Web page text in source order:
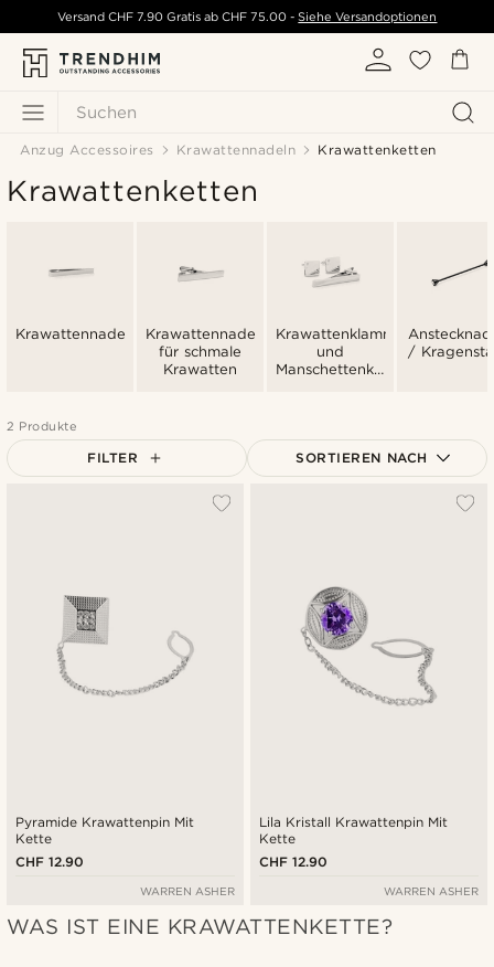
Suchen
Versand CHF 7.90 Gratis ab CHF 75.00 - Siehe Versandoptionen
Anzug Accessoires Krawattennadeln Krawattenketten
Krawattenketten
Krawattennadeln
Krawattennadeln
für schmale
Krawatten
Krawattenklammern
und
Manschettenknöpfe
/
2 Produkte
FILTER SORTIEREN NACH
Höchster Preis
Pyramide Krawattenpin Mit
Kette
CHF 12.90
WARREN ASHER
Lila Kristall Krawattenpin Mit
Kette
CHF 12.90
WARREN ASHER
WAS IST EINE KRAWATTENKETTE?